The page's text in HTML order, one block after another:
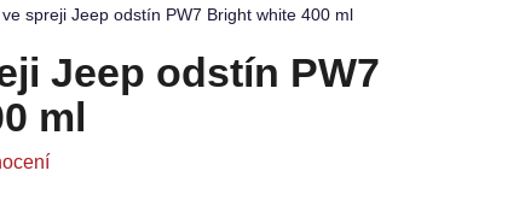
spreji Jeep odstín PW7 Bright white 400 ml
Jeep odstín PW7
ml